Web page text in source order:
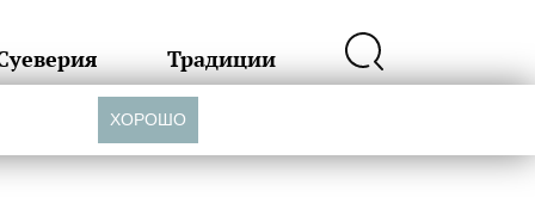
Традиции
ХОРОШО